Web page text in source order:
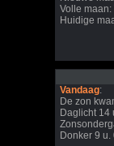
Volle maan:
Huidige
Vandaag:
De zon
Daglicht 14
Donker 9 u.